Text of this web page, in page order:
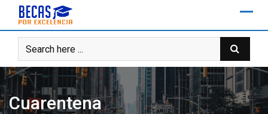
content
Cuarentena